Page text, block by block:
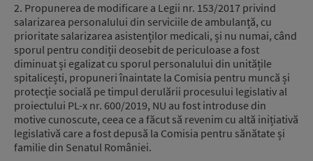
2. Propunerea de modificare a Legii nr. 153/2017 privind
salarizarea personalului din serviciile de ambulanță, cu
prioritate salarizarea asistenților medicali, și nu numai, când
sporul pentru condiții deosebit de periculoase a fost
diminuat și egalizat cu sporul personalului din unitățile
spitalicești, propuneri înaintate la Comisia pentru muncă și
protecție socială pe timpul derulării procesului legislativ al
proiectului PL-x nr. 600/2019, NU au fost introduse din
motive cunoscute, ceea ce a făcut să revenim cu altă inițiativă
legislativă care a fost depusă la Comisia pentru sănătate și
familie din Senatul României.